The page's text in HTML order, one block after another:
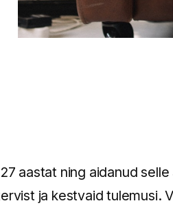
aastat ning aidanud selle
ja kestvaid tulemusi.